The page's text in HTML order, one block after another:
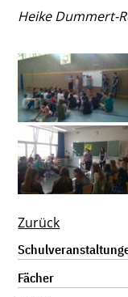
Heike Dummert-
Zurück
Navigation
überspringen
Fächer